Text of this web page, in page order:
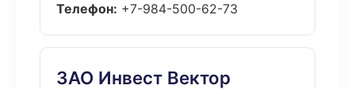
Телефон: +7-984-500-62-73
ЗАО Инвест Вектор